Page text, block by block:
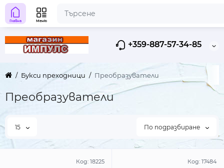
+359-887-57-34-85
Главна Меню
Букси преходници Преобразуватели
Преобразуватели
15 По подразбиране
Код: 18225 Код: 17484